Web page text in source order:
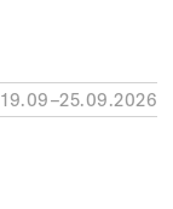
19.09–25.09.2026